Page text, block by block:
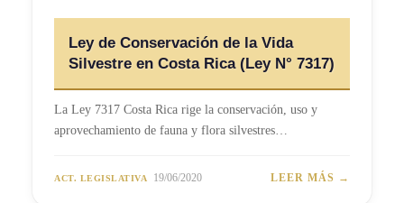
Ley de Conservación de la Vida
Silvestre en Costa Rica (Ley N° 7317)
La Ley 7317 Costa Rica rige la conservación, uso y
aprovechamiento de fauna y flora silvestres…
ACT. LEGISLATIVA 19/06/2020 LEER MÁS →